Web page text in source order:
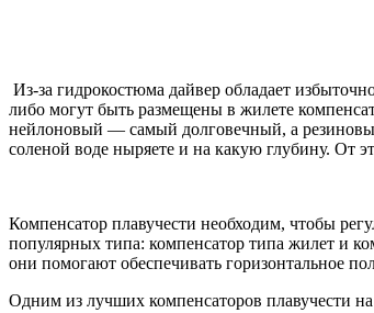
Из-за гидрокостюма дайвер обладает
либо могут быть размещены в жилете
нейлоновый — самый долговечный, а
соленой воде ныряете и на какую глубину. От
Компенсатор плавучести необходим, чтобы
популярных типа: компенсатор типа жилет и
они помогают обеспечивать горизонтальное
Одним из лучших компенсаторов плавучести на